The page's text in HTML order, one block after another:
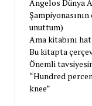
Angelos Dünya
unuttum)
Ama kitabını
Bu kitapta
Önemli
“Hundred
knee”